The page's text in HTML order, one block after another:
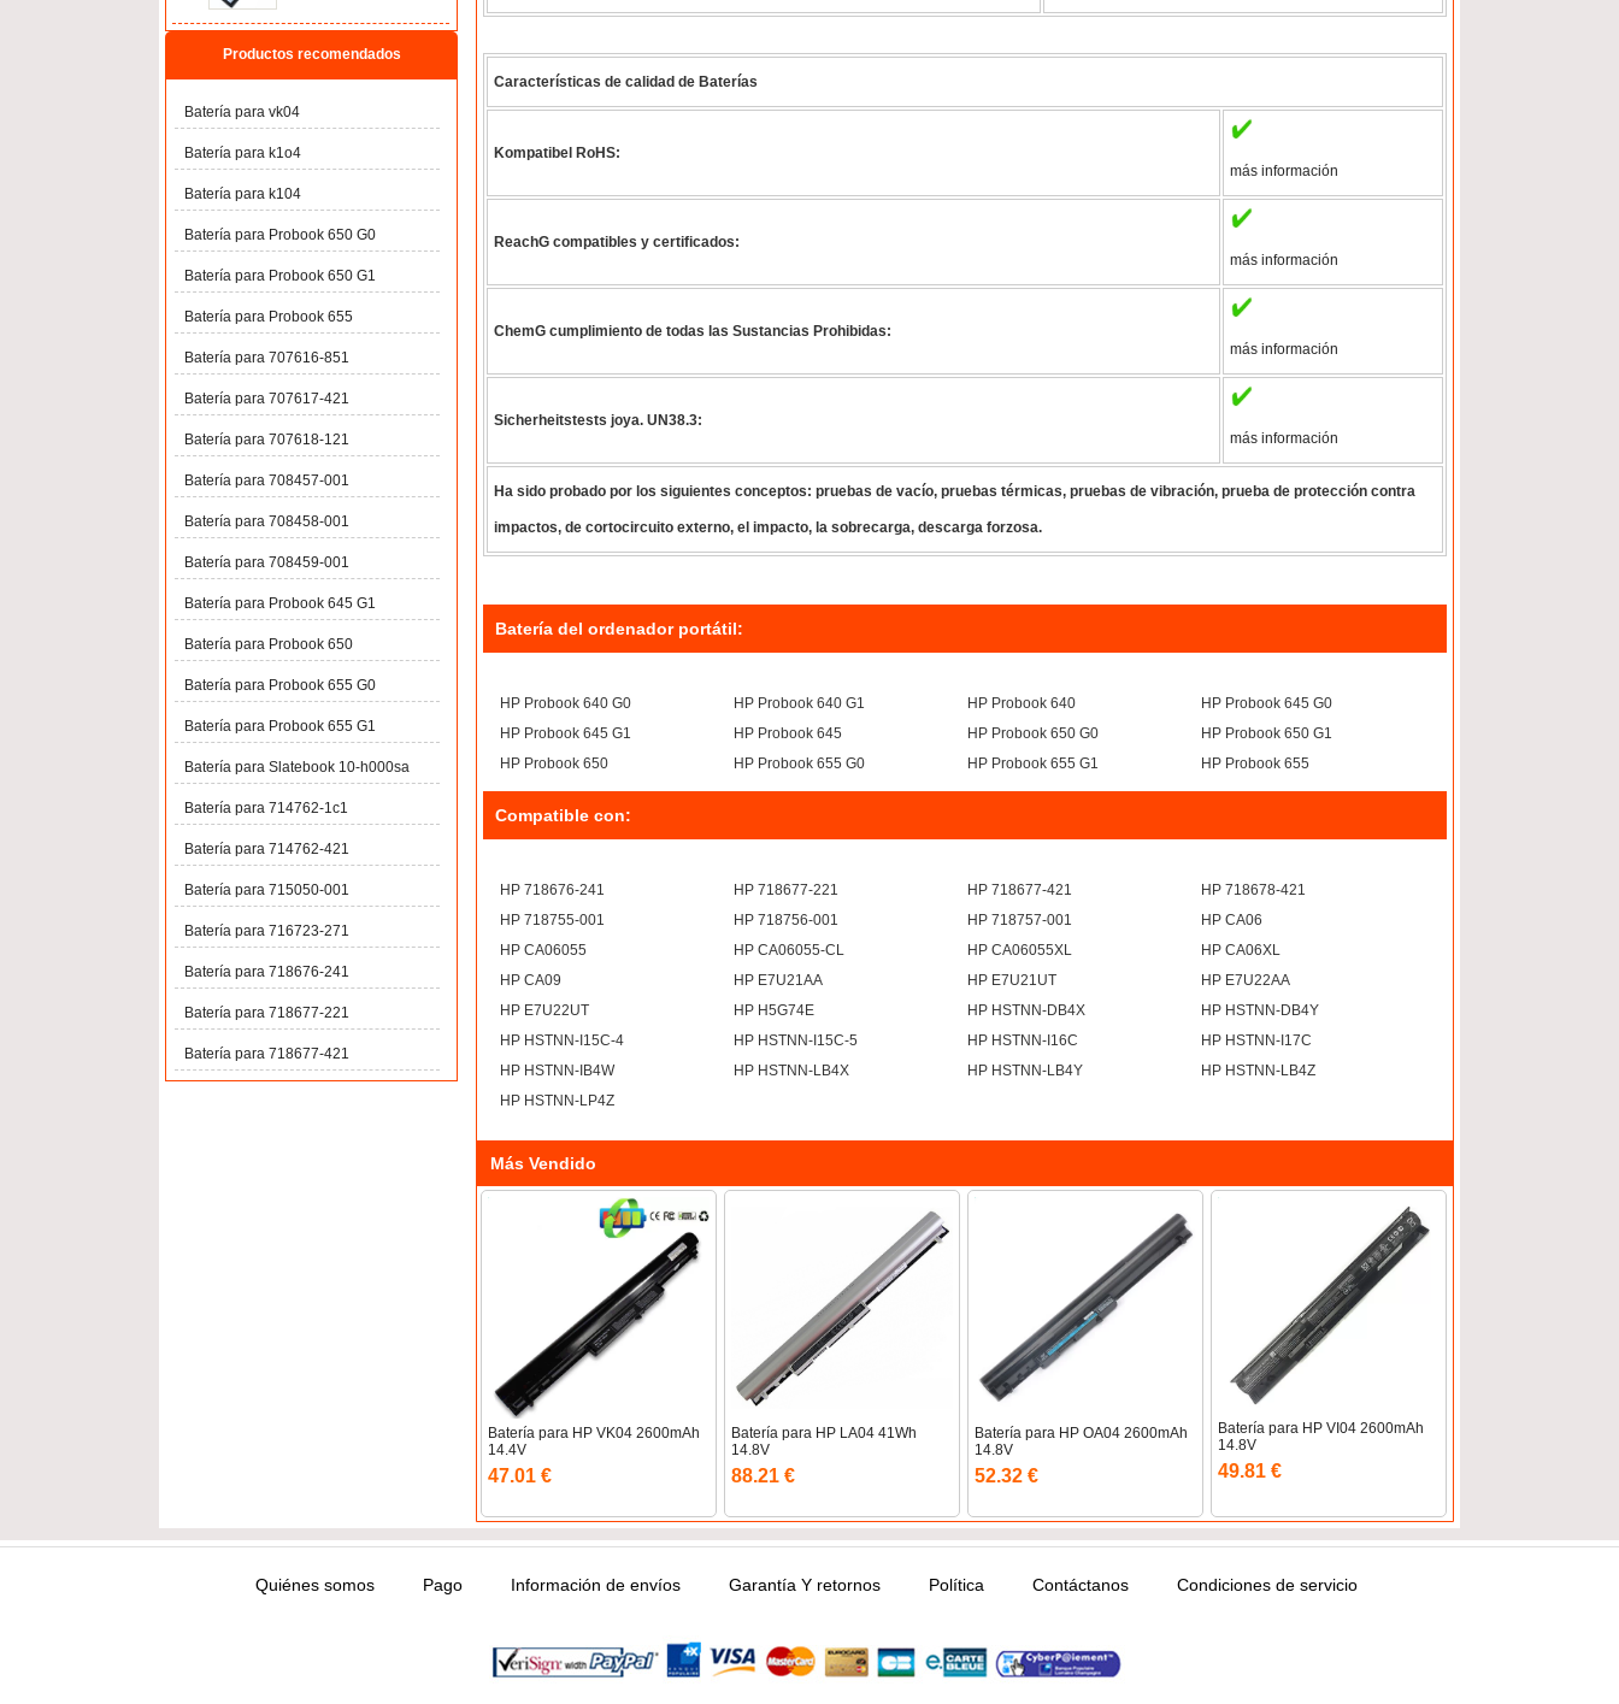
Características de calidad de Baterías
Kompatibel RoHS:
más información
ReachG compatibles y certificados:
más información
ChemG cumplimiento de todas las Sustancias Prohibidas:
más información
Sicherheitstests joya. UN38.3:
más información
Ha sido probado por los siguientes conceptos: pruebas de vacío, pruebas térmicas, pruebas de vibración, prueba de protección contra
impactos, de cortocircuito externo, el impacto, la sobrecarga, descarga forzosa.
Batería del ordenador portátil:
HP Probook 640 G0 HP Probook 640 G1 HP Probook 640
HP Probook 645 G0
HP Probook 645 G1
HP Probook 645 HP Probook 650 G0
HP Probook 650 G1
HP Probook 650
HP Probook 655 G0 HP Probook 655 G1 HP Probook 655
Compatible con:
HP 718676-241 HP 718677-221 HP 718677-421
HP 718678-421
HP 718755-001
HP 718756-001 HP 718757-001
HP CA06
HP CA06055
HP CA06055-CL HP CA06055XL
HP CA06XL
HP CA09
HP E7U21AA HP E7U21UT
HP E7U22AA
HP E7U22UT
HP H5G74E HP HSTNN-DB4X
HP HSTNN-DB4Y
HP HSTNN-I15C-4
HP HSTNN-I15C-5 HP HSTNN-I16C
HP HSTNN-I17C
HP HSTNN-IB4W
HP HSTNN-LB4X HP HSTNN-LB4Y
HP HSTNN-LB4Z
HP HSTNN-LP4Z
Más Vendido
Batería para HP VK04 2600mAh
14.4V
47.01 €
Batería para HP LA04 41Wh
14.8V
88.21 €
Batería para HP OA04 2600mAh
14.8V
52.32 €
Batería para HP VI04 2600mAh
14.8V
49.81 €
Productos recomendados
Batería para vk04
Batería para k1o4
Batería para k104
Batería para Probook 650 G0
Batería para Probook 650 G1
Batería para Probook 655
Batería para 707616-851
Batería para 707617-421
Batería para 707618-121
Batería para 708457-001
Batería para 708458-001
Batería para 708459-001
Batería para Probook 645 G1
Batería para Probook 650
Batería para Probook 655 G0
Batería para Probook 655 G1
Batería para Slatebook 10-h000sa
Batería para 714762-1c1
Batería para 714762-421
Batería para 715050-001
Batería para 716723-271
Batería para 718676-241
Batería para 718677-221
Batería para 718677-421
Quiénes somos Pago Información de envíos Garantía Y retornos Política Contáctanos Condiciones de servicio